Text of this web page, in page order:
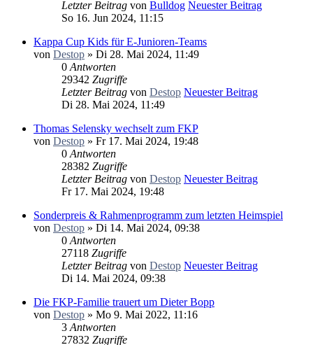
Letzter Beitrag von Bulldog Neuester Beitrag
So 16. Jun 2024, 11:15
Kappa Cup Kids für E-Junioren-Teams
von Destop » Di 28. Mai 2024, 11:49
0 Antworten
29342 Zugriffe
Letzter Beitrag von Destop Neuester Beitrag
Di 28. Mai 2024, 11:49
Thomas Selensky wechselt zum FKP
von Destop » Fr 17. Mai 2024, 19:48
0 Antworten
28382 Zugriffe
Letzter Beitrag von Destop Neuester Beitrag
Fr 17. Mai 2024, 19:48
Sonderpreis & Rahmenprogramm zum letzten Heimspiel
von Destop » Di 14. Mai 2024, 09:38
0 Antworten
27118 Zugriffe
Letzter Beitrag von Destop Neuester Beitrag
Di 14. Mai 2024, 09:38
Die FKP-Familie trauert um Dieter Bopp
von Destop » Mo 9. Mai 2022, 11:16
3 Antworten
27832 Zugriffe